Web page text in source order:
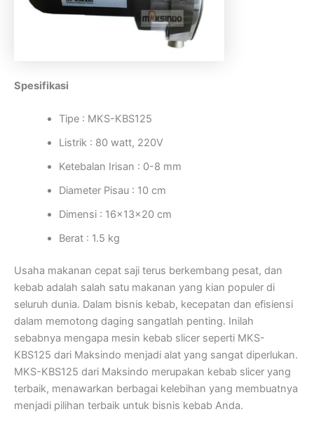
Spesifikasi
Tipe : MKS-KBS125
Listrik : 80 watt, 220V
Ketebalan Irisan : 0-8 mm
Diameter Pisau : 10 cm
Dimensi : 16x13x20 cm
Berat : 1.5 kg
Usaha makanan cepat saji terus berkembang pesat, dan
kebab adalah salah satu makanan yang kian populer di
seluruh dunia. Dalam bisnis kebab, kecepatan dan efisiensi
dalam memotong daging sangatlah penting. Inilah
sebabnya mengapa mesin kebab slicer seperti MKS-
KBS125 dari Maksindo menjadi alat yang sangat diperlukan.
MKS-KBS125 dari Maksindo merupakan kebab slicer yang
terbaik, menawarkan berbagai kelebihan yang membuatnya
menjadi pilihan terbaik untuk bisnis kebab Anda.